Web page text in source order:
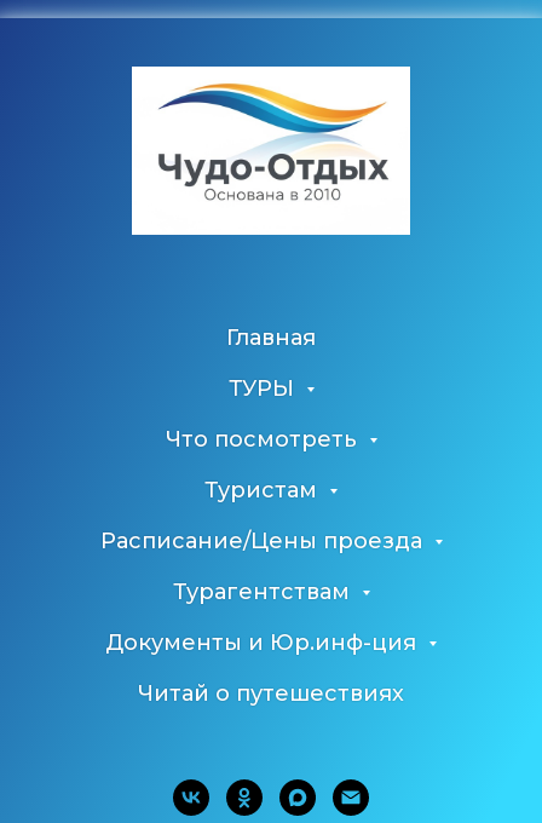
Главная
ТУРЫ
Что посмотреть
Туристам
Расписание/Цены проезда
Турагентствам
Документы и Юр.инф-ция
Читай о путешествиях